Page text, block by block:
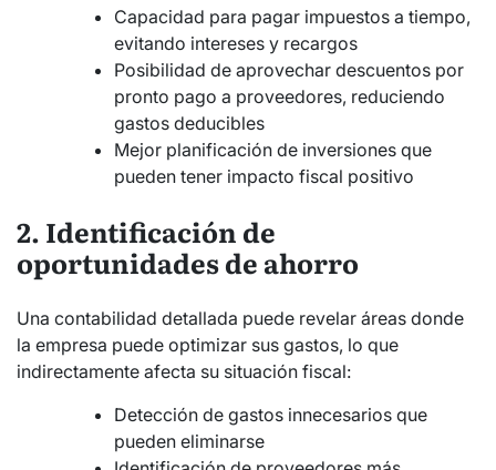
Capacidad para pagar impuestos a tiempo,
evitando intereses y recargos
Posibilidad de aprovechar descuentos por
pronto pago a proveedores, reduciendo
gastos deducibles
Mejor planificación de inversiones que
pueden tener impacto fiscal positivo
2. Identificación de
oportunidades de ahorro
Una contabilidad detallada puede revelar áreas donde
la empresa puede optimizar sus gastos, lo que
indirectamente afecta su situación fiscal:
Detección de gastos innecesarios que
pueden eliminarse